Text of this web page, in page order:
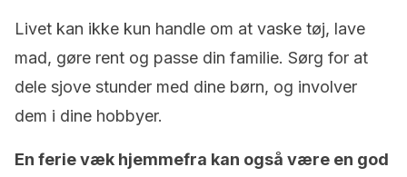
Livet kan ikke kun handle om at vaske tøj, lave
mad, gøre rent og passe din familie. Sørg for at
dele sjove stunder med dine børn, og involver
dem i dine hobbyer.
En ferie væk hjemmefra kan også være en god